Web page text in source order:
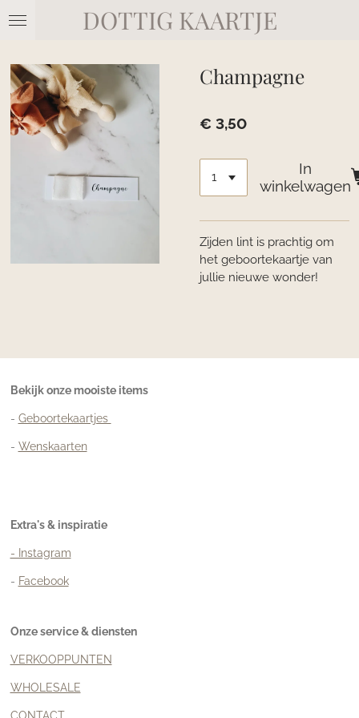
Ga
de
hoofdinhoud
DOTTIG KAARTJE
Champagne
€ 3,50
In
winkelwagen
Zijden lint is prachtig om
het geboortekaartje van
jullie nieuwe wonder!
Bekijk onze mooiste items
- Geboortekaartjes
- Wenskaarten
Extra's & inspiratie
- Instagram
- Facebook
Onze service & diensten
VERKOOPPUNTEN
WHOLESALE